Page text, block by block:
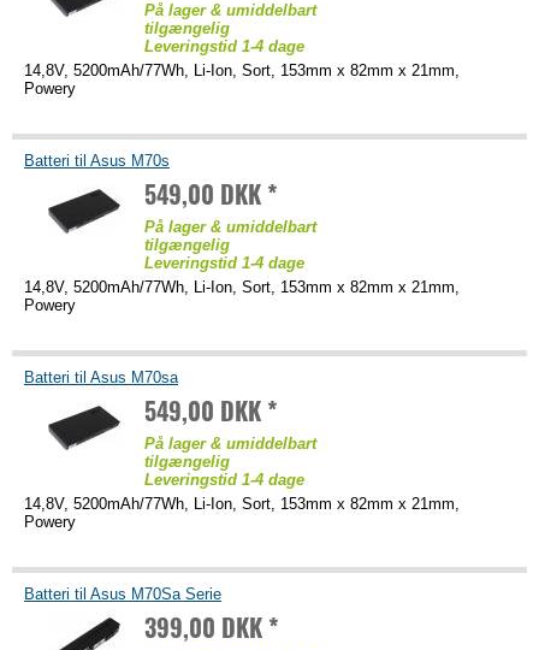
På lager & umiddelbart
tilgængelig
Leveringstid 1-4 dage
14,8V, 5200mAh/77Wh, Li-Ion, Sort, 153mm x 82mm x 21mm,
Powery
Batteri til Asus M70s
549,00 DKK *
På lager & umiddelbart
tilgængelig
Leveringstid 1-4 dage
14,8V, 5200mAh/77Wh, Li-Ion, Sort, 153mm x 82mm x 21mm,
Powery
Batteri til Asus M70sa
549,00 DKK *
På lager & umiddelbart
tilgængelig
Leveringstid 1-4 dage
14,8V, 5200mAh/77Wh, Li-Ion, Sort, 153mm x 82mm x 21mm,
Powery
Batteri til Asus M70Sa Serie
399,00 DKK *